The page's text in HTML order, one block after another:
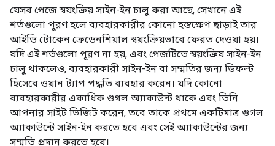
যেসব পেজে স্বয়ংক্রিয় সাইন-ইন চালু করা আছে, সেখানে এই
শর্তগুলো পূরণ হলে ব্যবহারকারীর কোনো হস্তক্ষেপ ছাড়াই তার
আইডি টোকেন ক্রেডেনশিয়াল স্বয়ংক্রিয়ভাবে ফেরত দেওয়া হয়।
যদি এই শর্তগুলো পূরণ না হয়, এবং পেজটিতে স্বয়ংক্রিয় সাইন-ইন
চালু থাকলেও, ব্যবহারকারী সাইন-ইন বা সম্মতির জন্য ডিফল্ট
হিসেবে ওয়ান ট্যাপ পদ্ধতি ব্যবহার করেন। যদি কোনো
ব্যবহারকারীর একাধিক গুগল অ্যাকাউন্ট থাকে এবং তিনি
আপনার সাইট ভিজিট করেন, তবে তাকে প্রথমে একটিমাত্র গুগল
অ্যাকাউন্টে সাইন-ইন করতে হবে এবং সেই অ্যাকাউন্টের জন্য
সম্মতি প্রদান করতে হবে।